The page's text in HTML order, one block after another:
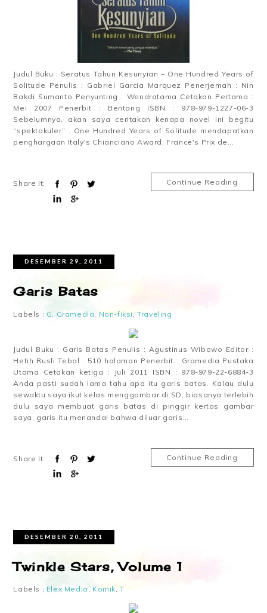
Judul Buku : Seratus Tahun Kesunyian – One Hundred Years of
Solitude Penulis : Gabriel Garcia Marquez Penerjemah : Nin
Bakdi Sumanto Penyunting : Wendratama Cetakan Pertama :
Mei 2007 Penerbit : Bentang ISBN : 978-979-1227-06-3
Sebelumnya, akan saya ceritakan kenapa novel ini begitu
“spektakuler” . One Hundred Years of Solitude mendapatkan
penghargaan Italy's Chianciano Award, France's Prix de...
Share It: Continue Reading
DESEMBER 29, 2011
Garis Batas
Labels : G Gramedia Non-fiksi ,Traveling
Judul Buku : Garis Batas Penulis : Agustinus Wibowo Editor :
Hetih Rusli Tebal : 510 halaman Penerbit : Gramedia Pustaka
Utama Cetakan ketiga : Juli 2011 ISBN : 978-979-22-6884-3
Anda pasti sudah lama tahu apa itu garis batas. Kalau dulu
sewaktu saya ikut kelas menggambar di SD, biasanya terlebih
dulu saya membuat garis batas di pinggir kertas gambar
saya, garis itu menandai bahwa diluar garis...
Share It: Continue Reading
DESEMBER 20, 2011
Twinkle Stars, Volume 1
Labels : Elex Media , Komik,T